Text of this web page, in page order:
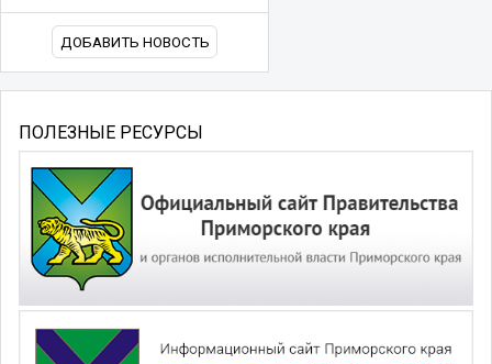
ДОБАВИТЬ НОВОСТЬ
ПОЛЕЗНЫЕ РЕСУРСЫ